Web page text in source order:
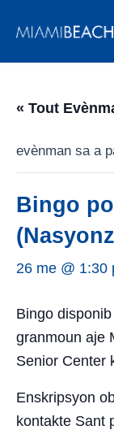
nan
« Tout
evènman sa a
Bingo
26 me @ 1:30
Bingo
granmoun aje
Senior Center
Enskripsyon
kontakte Sant